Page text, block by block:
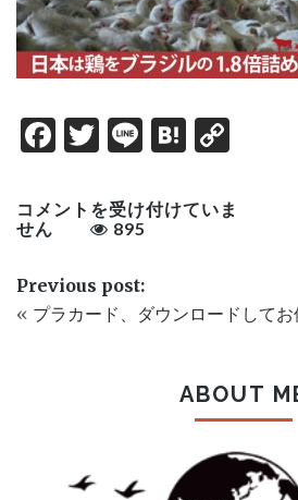
Facebook
Twitter
LineHatena
1
は
コメントを受け付けていま
せん
895
Previous post:
« プラカード、ダウンロードしてお
ABOUT